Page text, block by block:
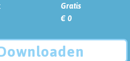
Gratis
€ 0